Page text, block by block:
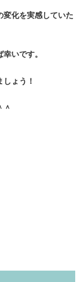
変化を実感していた
いです。
ょう！
＾